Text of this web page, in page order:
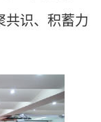
共识、积蓄力